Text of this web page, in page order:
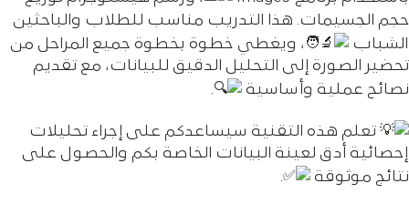
حجم الجسيمات. هذا التدريب مناسب للطلاب والباحثين
الشباب
، ويغطي خطوة بخطوة جميع المراحل من
تحضير الصورة إلى التحليل الدقيق للبيانات، مع تقديم
نصائح عملية وأساسية
.
تعلم هذه التقنية سيساعدكم على إجراء تحليلات
إحصائية أدق لعينة البيانات الخاصة بكم والحصول على
نتائج موثوقة
.